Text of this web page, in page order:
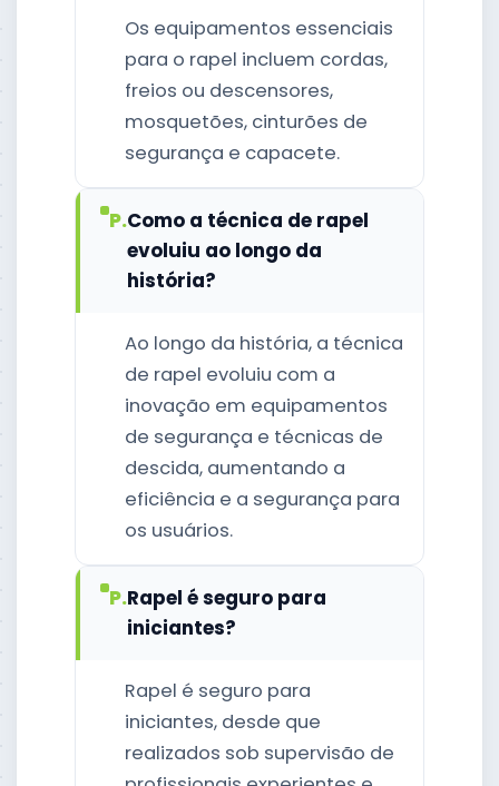
Os equipamentos essenciais
para o rapel incluem cordas,
freios ou descensores,
mosquetões, cinturões de
segurança e capacete.
P.Como a técnica de rapel
evoluiu ao longo da
história?
Ao longo da história, a técnica
de rapel evoluiu com a
inovação em equipamentos
de segurança e técnicas de
descida, aumentando a
eficiência e a segurança para
os usuários.
P.Rapel é seguro para
iniciantes?
Rapel é seguro para
iniciantes, desde que
realizados sob supervisão de